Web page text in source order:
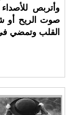
وأتربص للأصداء
صوت الريح أو
القلب وتمضي